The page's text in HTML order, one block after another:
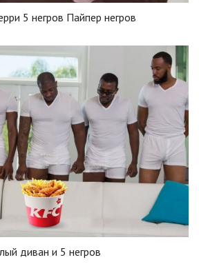
5 негров Пайпер негров
диван и 5 негров